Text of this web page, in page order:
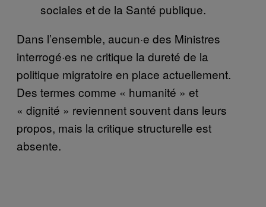
sociales et de la Santé publique.
Dans l’ensemble, aucun·e des Ministres
interrogé·es ne critique la dureté de la
politique migratoire en place actuellement.
Des termes comme « humanité » et
« dignité » reviennent souvent dans leurs
propos, mais la critique structurelle est
absente.